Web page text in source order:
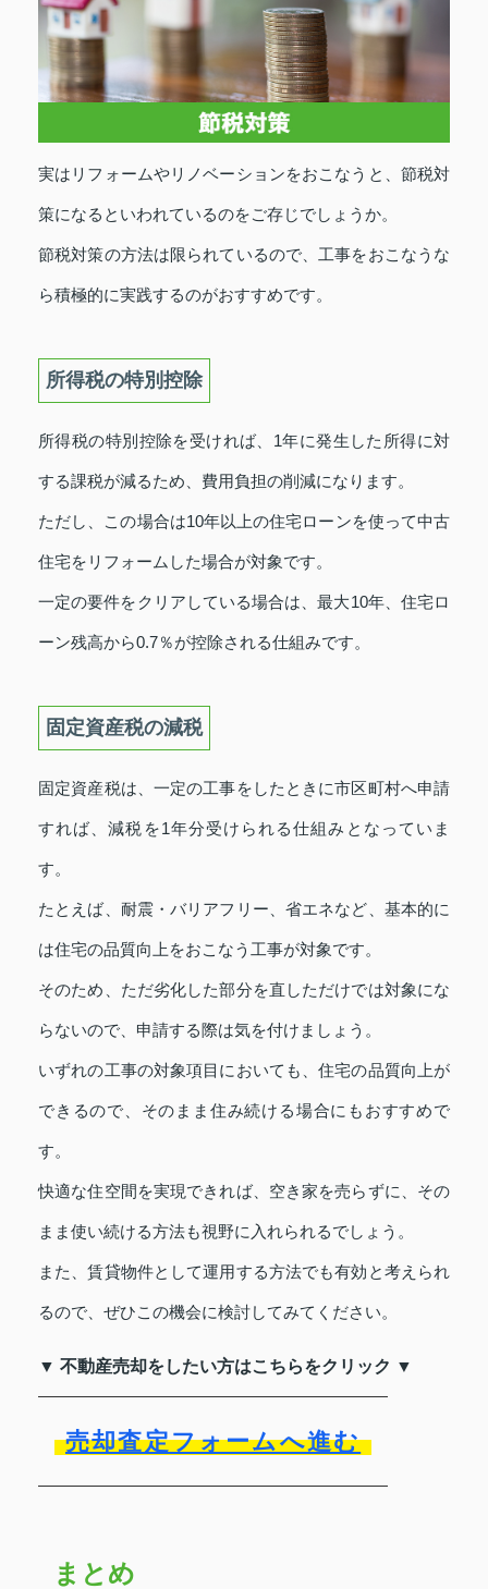
実はリフォームやリノベーションをおこなうと、節税対
策になるといわれているのをご存じでしょうか。
節税対策の方法は限られているので、工事をおこなうな
ら積極的に実践するのがおすすめです。
所得税の特別控除
所得税の特別控除を受ければ、1年に発生した所得に対
する課税が減るため、費用負担の削減になります。
ただし、この場合は10年以上の住宅ローンを使って中古
住宅をリフォームした場合が対象です。
一定の要件をクリアしている場合は、最大10年、住宅ロ
ーン残高から0.7％が控除される仕組みです。
固定資産税の減税
固定資産税は、一定の工事をしたときに市区町村へ申請
すれば、減税を1年分受けられる仕組みとなっていま
す。
たとえば、耐震・バリアフリー、省エネなど、基本的に
は住宅の品質向上をおこなう工事が対象です。
そのため、ただ劣化した部分を直しただけでは対象にな
らないので、申請する際は気を付けましょう。
いずれの工事の対象項目においても、住宅の品質向上が
できるので、そのまま住み続ける場合にもおすすめで
す。
快適な住空間を実現できれば、空き家を売らずに、その
まま使い続ける方法も視野に入れられるでしょう。
また、賃貸物件として運用する方法でも有効と考えられ
るので、ぜひこの機会に検討してみてください。
▼ 不動産売却をしたい方はこちらをクリック ▼
売却査定フォームへ進む
まとめ